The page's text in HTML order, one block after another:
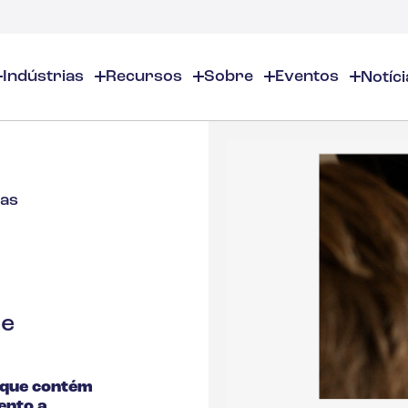
Indústrias Recursos Sobre Eventos
EHS/ESG - Visão Geral
Calendário de conformidade
Gestão de Inventários de
Distribuição e Gestão de
Produtos Químicos e Químicos Especiais
Visão geral dos recursos de
Segurança no local de
Gerenciamento de Riscos
Justificativa de negócios
presenciais
contém